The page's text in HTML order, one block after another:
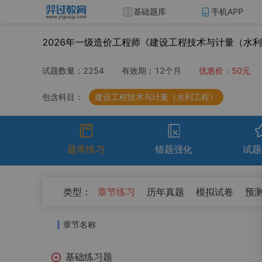
基础题库 手机APP
2026年一级造价工程师《建设工程技术与计量（水
试题数量： 2254 有效期： 12个月 优惠价： 50元
包含科目： 建设工程技术与计量（水利工程）
题库练习 错题强化 试
类型：
章节练习 历年真题 模拟试卷 预
章节名称
基础练习题
开始考试 温馨提示：点击开始考试按钮进行模拟考场组